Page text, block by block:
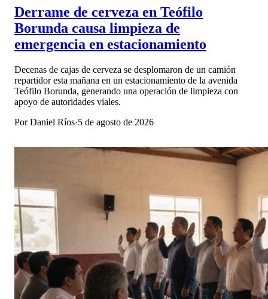
Derrame de cerveza en Teófilo
Borunda causa limpieza de
emergencia en estacionamiento
Decenas de cajas de cerveza se desplomaron de un camión
repartidor esta mañana en un estacionamiento de la avenida
Teófilo Borunda, generando una operación de limpieza con
apoyo de autoridades viales.
PorDaniel Ríos·5 de agosto de 2026